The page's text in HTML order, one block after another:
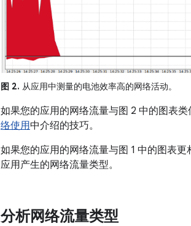
图 2. 从应用中测量的电池效率高的网络活动。
如果您的应用的网络流量与图 2 中的图表
络使用中介绍的技巧。
如果您的应用的网络流量与图 1 中的图表
应用产生的网络流量类型。
分析网络流量类型